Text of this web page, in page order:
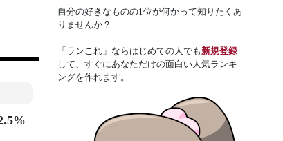
自分の好きなものの1位が何かって知りたくあ
りませんか？
「ランこれ」ならはじめての人でも新規登録
して、すぐにあなただけの面白い人気ランキ
ングを作れます。